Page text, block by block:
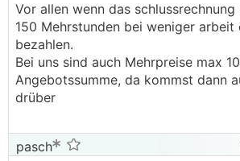
Meiner Ansicht nach wird man sich
auf ein paar weniger Stunden
───────────────
Das sieht sogar die WKO anders.
unverbindlich sieht, müssen
Überschreitungen unbedingt
Vor allen wenn das
150 Mehrstunden bei weniger arbeit
bezahlen.
Bei uns sind auch Mehrpreise max
Angebotssumme, da kommst dann
drüber
pasch